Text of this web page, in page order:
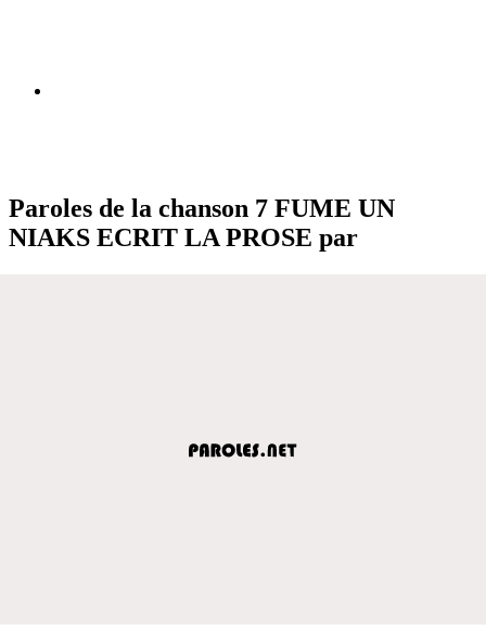
Paroles de la chanson 7 FUME UN
NIAKS ECRIT LA PROSE par